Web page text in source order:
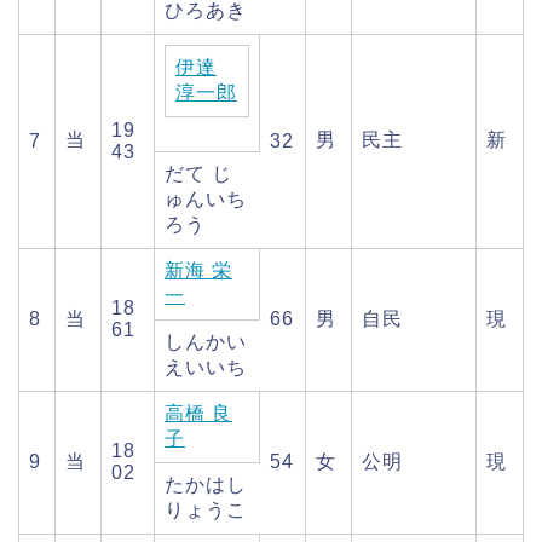
ひろあき
7 当
19
43
伊達
淳一郎
32 男 民主
新
だて じ
ゅんいち
ろう
8 当
18
61
新海 栄
一
66
男 自民
現
しんかい
えいいち
9 当
18
02
高橋 良
子
54
女 公明
現
たかはし
りょうこ